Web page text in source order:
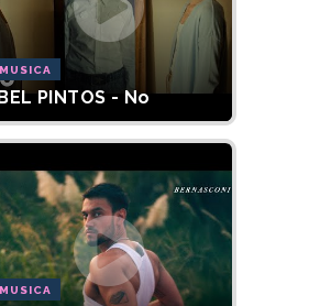
PINTOS - No